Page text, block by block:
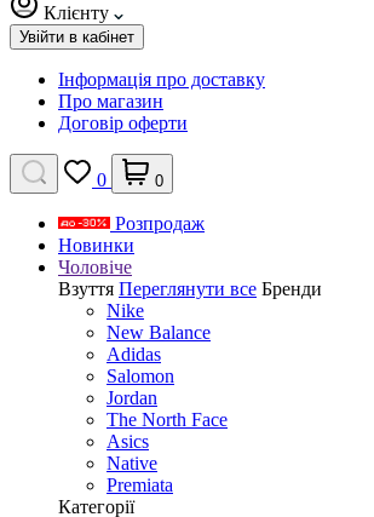
Клієнту
Увійти в кабінет
Інформація про доставку
Про магазин
Договір оферти
0 0
Розпродаж
Новинки
Чоловіче
Взуття Переглянути все Бренди
Nike
New Balance
Adidas
Salomon
Jordan
The North Face
Asics
Native
Premiata
Категорії